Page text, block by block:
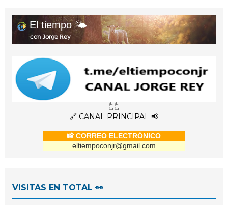
El tiempo 🌤️
con Jorge Rey
👆👆
🔗 CANAL PRINCIPAL📢
📸 CORREO ELECTRÓNICO
eltiempoconjr@gmail.com
VISITAS EN TOTAL 👀